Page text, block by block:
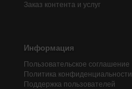
Заказ контента и услуг
Информация
Пользовательское соглашение
Политика конфиденциальности
Поддержка пользователей